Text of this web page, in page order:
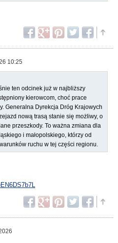
10:25
ten odcinek już w najbliższy
kierowcom, choć prace
Generalna Dyrekcja Dróg Krajowych
nową trasą stanie się możliwy, o
przeszkody. To ważna zmiana dla
i małopolskiego, którzy od
ruchu w tej części regionu.